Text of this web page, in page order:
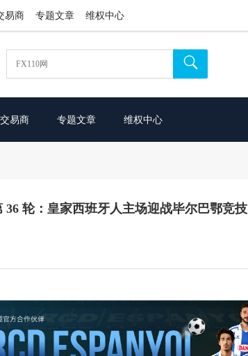
易商 专题文章 维权中心

易商 专题文章 维权中心
36 轮：皇家西班牙人主场迎战毕尔巴鄂竞技